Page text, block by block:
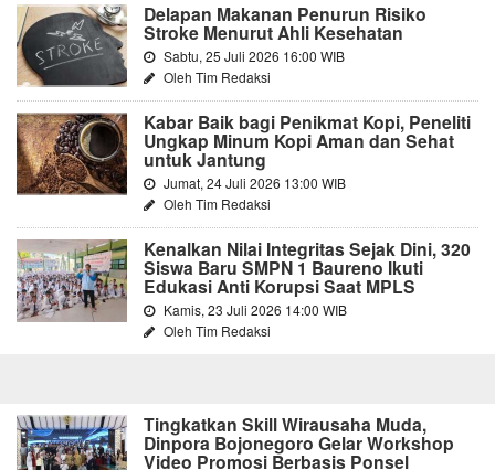
Delapan Makanan Penurun Risiko
Stroke Menurut Ahli Kesehatan
Sabtu, 25 Juli 2026 16:00 WIB
Oleh Tim Redaksi
Kabar Baik bagi Penikmat Kopi, Peneliti
Ungkap Minum Kopi Aman dan Sehat
untuk Jantung
Jumat, 24 Juli 2026 13:00 WIB
Oleh Tim Redaksi
Kenalkan Nilai Integritas Sejak Dini, 320
Siswa Baru SMPN 1 Baureno Ikuti
Edukasi Anti Korupsi Saat MPLS
Kamis, 23 Juli 2026 14:00 WIB
Oleh Tim Redaksi
Tingkatkan Skill Wirausaha Muda,
Dinpora Bojonegoro Gelar Workshop
Video Promosi Berbasis Ponsel